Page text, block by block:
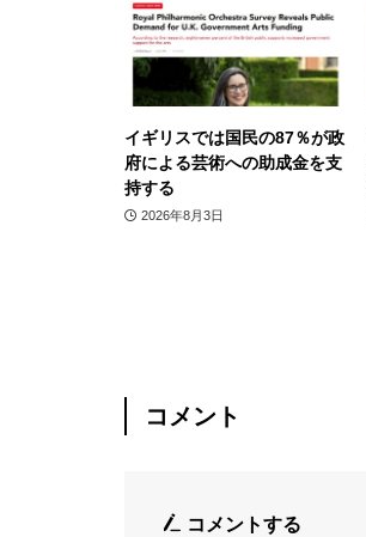
イギリスでは国民の87％が政
府による芸術への助成金を支
持する
2026年8月3日
コメント
コメントする